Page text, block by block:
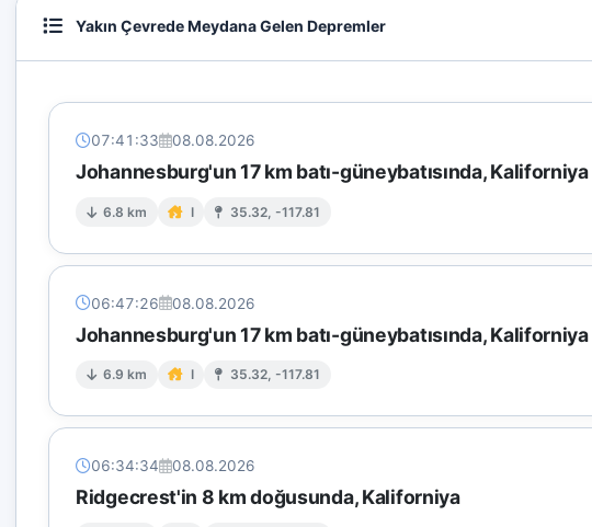
Yakın Çevrede Meydana Gelen Depremler
07:41:33 08.08.2026
Johannesburg'un 17 km batı-güneybatısında, Kaliforniya
6.8 km I 35.32, -117.81
06:47:26 08.08.2026
Johannesburg'un 17 km batı-güneybatısında, Kaliforniya
6.9 km I 35.32, -117.81
06:34:34 08.08.2026
Ridgecrest'in 8 km doğusunda, Kaliforniya